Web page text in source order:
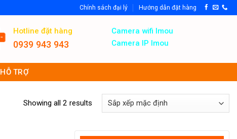
Chính sách đại lý Hướng dẫn đặt hàng
Hotline đặt hàng
0939 943 943
Camera wifi Imou
Camera IP Imou
HỖ TRỢ
Showing all 2 results